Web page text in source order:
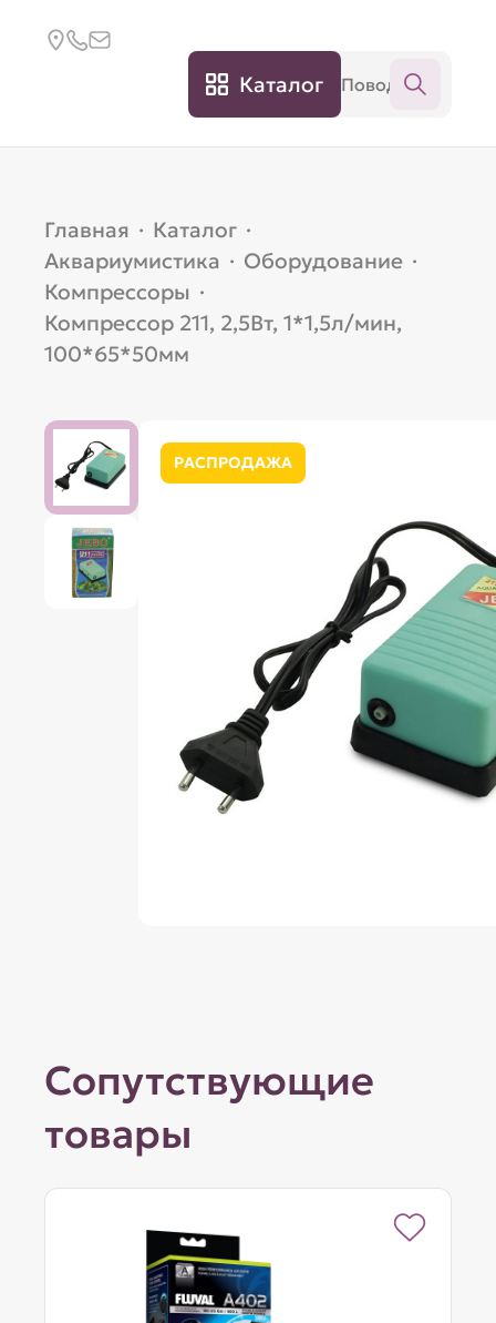
Каталог
Главная · Каталог ·
Аквариумистика · Оборудование ·
Компрессоры ·
Компрессор 211, 2,5Вт, 1*1,5л/мин,
100*65*50мм
РАСПРОДАЖА
Сопутствующие
товары